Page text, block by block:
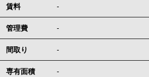
賃料 -
管理費 -
間取り -
専有面積 -